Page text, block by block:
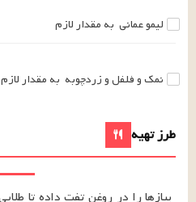
لیمو عمانی به مقدار لازم
نمک و فلفل و زردچوبه به مقدار لازم
طرز تهیه